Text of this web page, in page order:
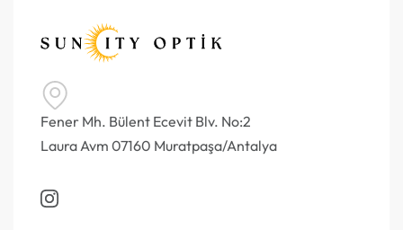
Fener Mh. Bülent Ecevit Blv. No:2
Laura Avm 07160 Muratpaşa/Antalya